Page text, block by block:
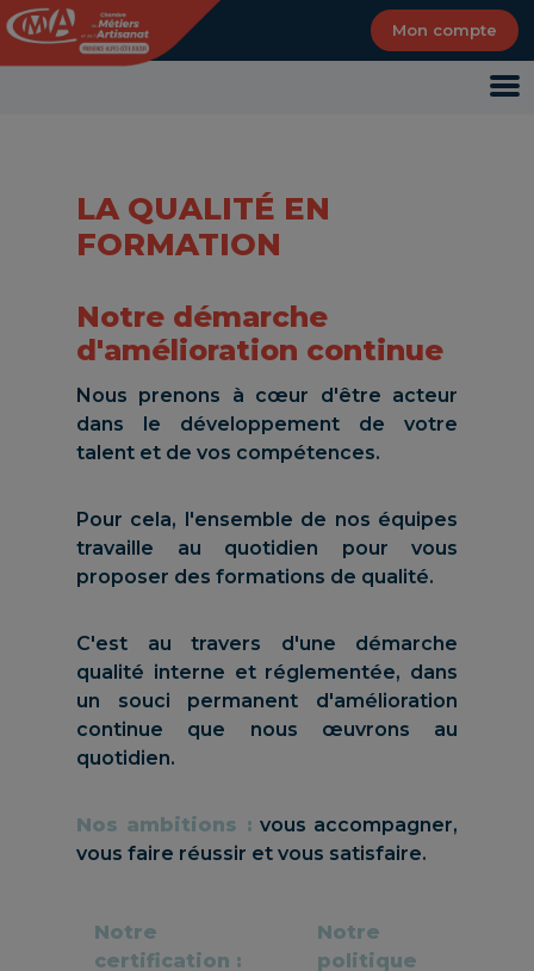
Mon compte
LA QUALITÉ EN
FORMATION
Notre démarche
d'amélioration continue
Nous prenons à cœur d'être acteur
dans le développement de votre
talent et de vos compétences.
Pour cela, l'ensemble de nos équipes
travaille au quotidien pour vous
proposer des formations de qualité.
C'est au travers d'une démarche
qualité interne et réglementée, dans
un souci permanent d'amélioration
continue que nous œuvrons au
quotidien.
Nos ambitions : vous accompagner,
vous faire réussir et vous satisfaire.
Notre
certification :
Notre
politique
Panneau de gestion des cookies